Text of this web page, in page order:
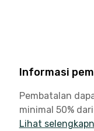
Informasi
Pembatalan
minimal 50%
Lihat